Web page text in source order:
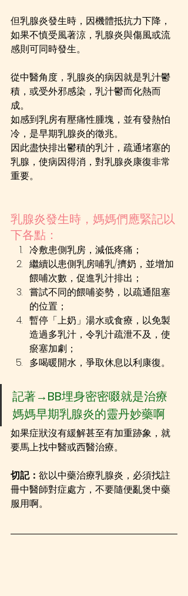
但乳腺炎發生時，因機體抵抗力下降，
如果不慎受風著涼，乳腺炎與傷風或流
感則可同時發生。
從中醫角度，乳腺炎的病因就是乳汁鬱
積，或受外邪感染，乳汁鬱而化熱而
成。
如感到乳房有壓痛性腫塊，並有發熱怕
冷，是早期乳腺炎的徵兆。
因此盡快排出鬱積的乳汁，疏通堵塞的
乳腺，使病因得消，對乳腺炎康復非常
重要。
乳腺炎發生時，媽媽們應緊記以
下各點：
冷敷患側乳房，減低疼痛；
繼續以患側乳房哺乳/擠奶，並增加
餵哺次數，促進乳汁排出；
嘗試不同的餵哺姿勢，以疏通阻塞
的位置；
暫停「上奶」湯水或食療，以免製
造過多乳汁，令乳汁疏泄不及，使
瘀塞加劇；
多喝暖開水，爭取休息以利康復。
記著→BB埋身密密啜就是治療
媽媽早期乳腺炎的靈丹妙藥啊
如果症狀沒有緩解甚至有加重跡象，就
要馬上找中醫或西醫治療。
切記： 欲以中藥治療乳腺炎，必須找註
冊中醫師對症處方，不要隨便亂煲中藥
服用啊。